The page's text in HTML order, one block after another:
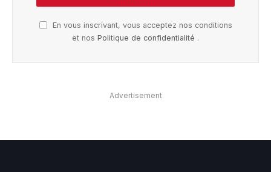
En vous inscrivant, vous acceptez nos conditions
et nos Politique de confidentialité .
Advertisement